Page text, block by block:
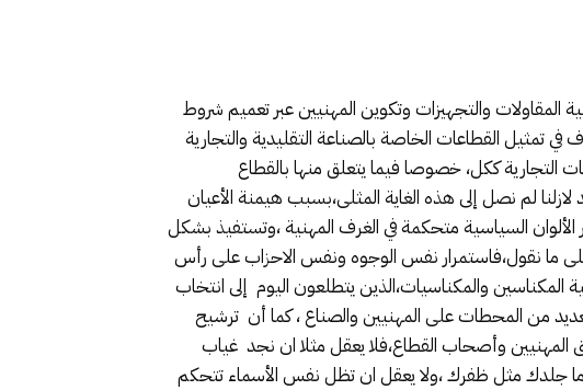
المقاولات والتجهيزات وتكوين المهنيين عبر تعميم شروط
في تمثيل القطاعات الخاصة بالصناعة التقليدية والتجارية
التجارية ككل، خصوصا فيما يتعلق منها بالقطاع
لم نصل إلى هذه الغاية المثلى،بسبب هيمنة الأعيان
السياسية متحكمة في الغرف المهنية ،وتستفيذ بشكل
ما نقول،فاستمرار نفس الوجوه ونفس الاحزاب على رأس
والمكناسيات،الذين يتطلعون اليوم إلى انتخاب
من المحطات على المهنيين والصناع ، كما أن ترشيح
المهنيين وأصحاب القطاع،فلا يعقل مثلا ان نجد غياب
ما جلدك مثل ظفرك ،ولا يعقل ان تظل نفس الأسماء تتحكم